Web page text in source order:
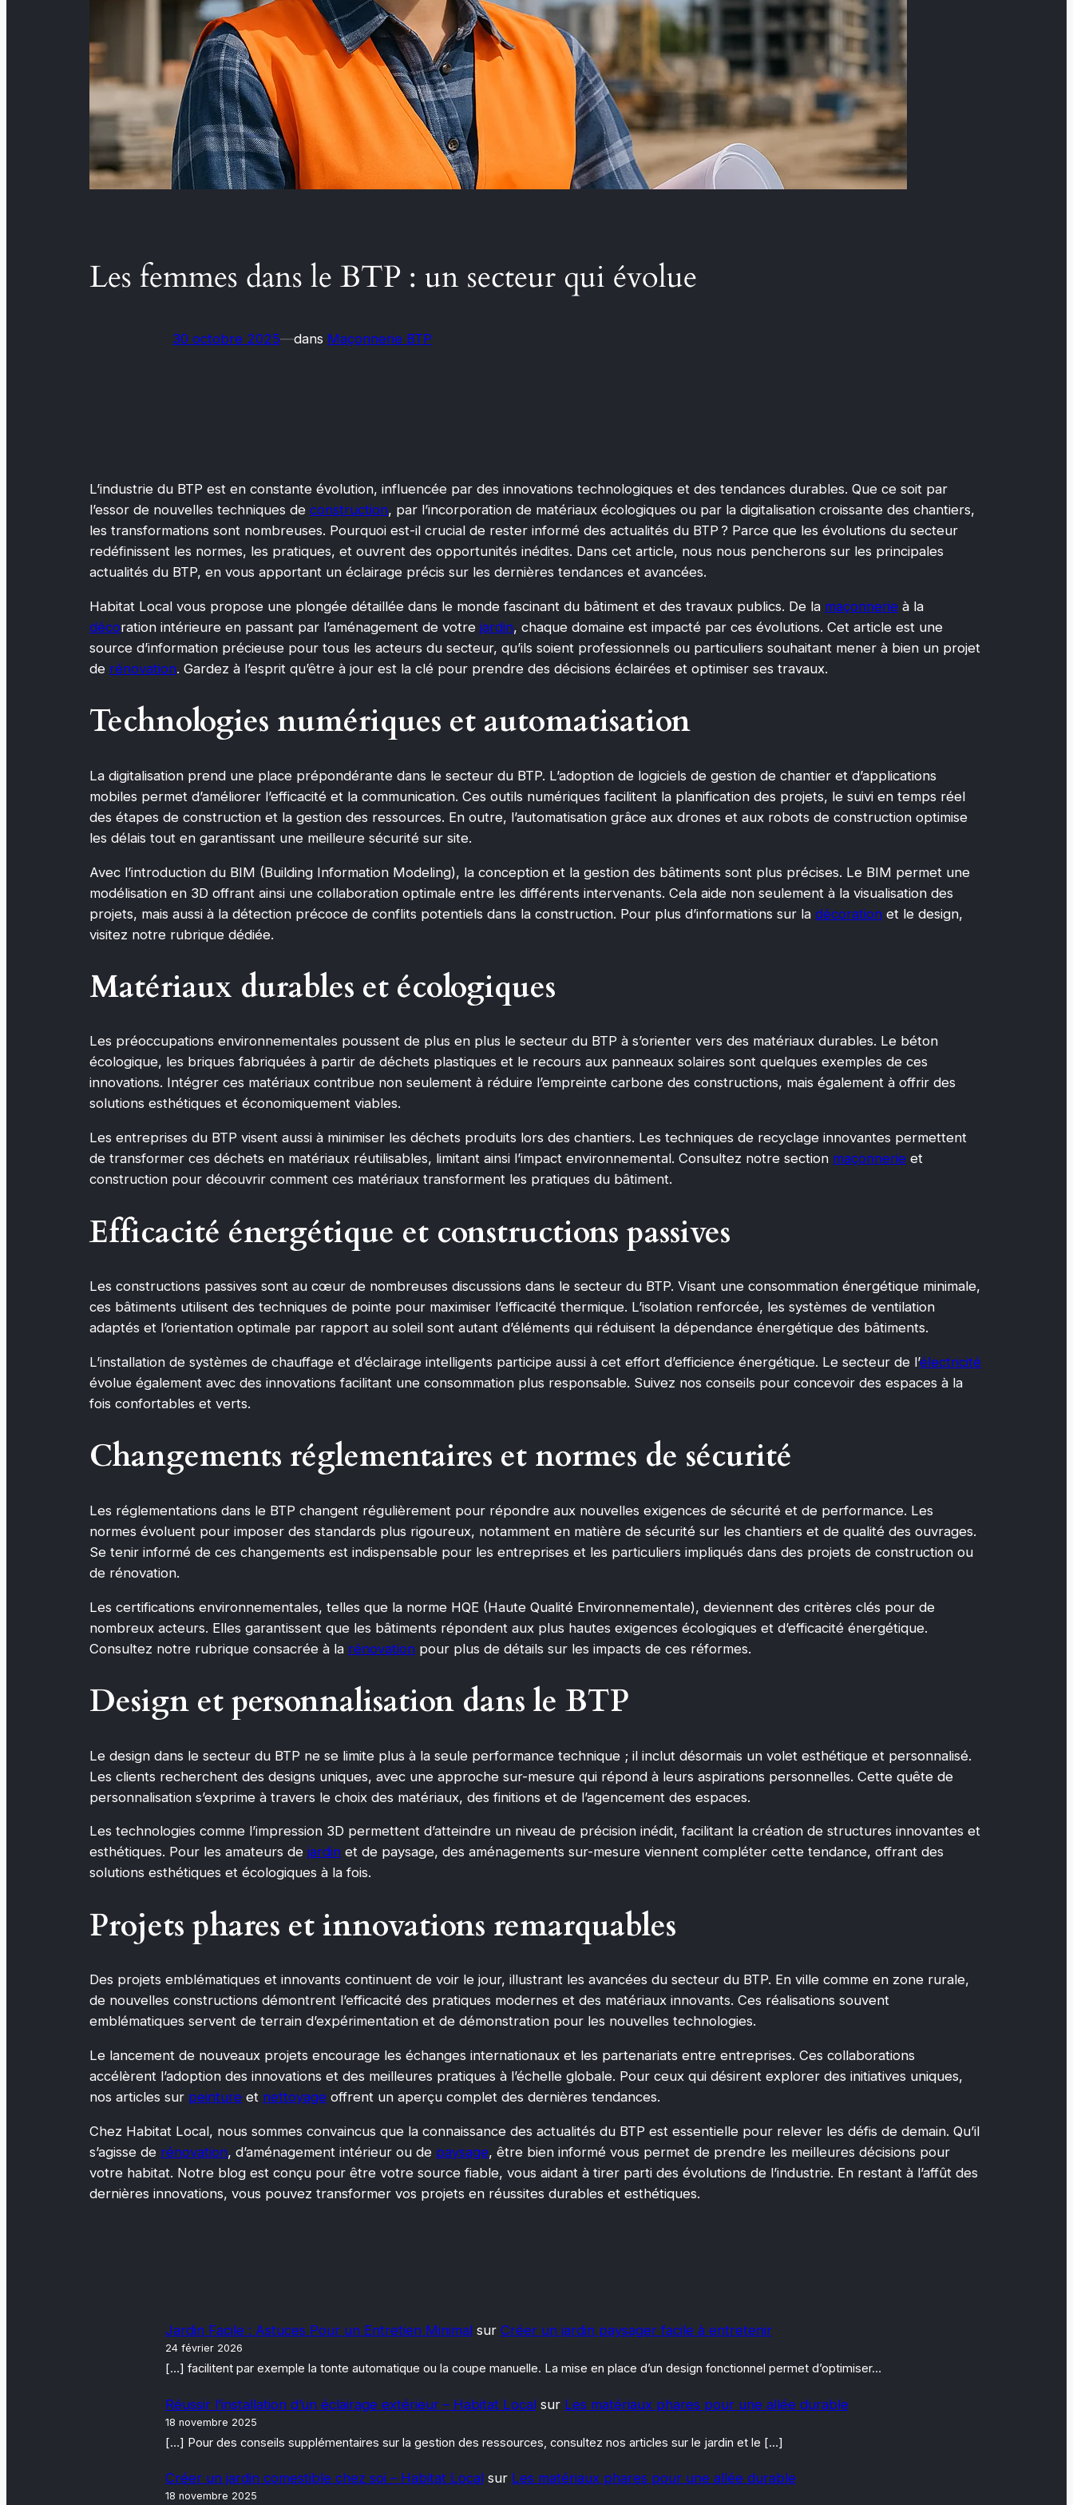
Les femmes dans le BTP : un secteur qui évolue
30 octobre 2025—dans Maçonnerie BTP
L’industrie du BTP est en constante évolution, influencée par des innovations technologiques et des tendances durables. Que ce soit par
l’essor de nouvelles techniques de construction, par l’incorporation de matériaux écologiques ou par la digitalisation croissante des chantiers,
les transformations sont nombreuses. Pourquoi est-il crucial de rester informé des actualités du BTP ? Parce que les évolutions du secteur
redéfinissent les normes, les pratiques, et ouvrent des opportunités inédites. Dans cet article, nous nous pencherons sur les principales
actualités du BTP, en vous apportant un éclairage précis sur les dernières tendances et avancées.
Habitat Local vous propose une plongée détaillée dans le monde fascinant du bâtiment et des travaux publics. De la maçonnerie à la
décoration intérieure en passant par l’aménagement de votre jardin, chaque domaine est impacté par ces évolutions. Cet article est une
source d’information précieuse pour tous les acteurs du secteur, qu’ils soient professionnels ou particuliers souhaitant mener à bien un projet
de rénovation. Gardez à l’esprit qu’être à jour est la clé pour prendre des décisions éclairées et optimiser ses travaux.
Technologies numériques et automatisation
La digitalisation prend une place prépondérante dans le secteur du BTP. L’adoption de logiciels de gestion de chantier et d’applications
mobiles permet d’améliorer l’efficacité et la communication. Ces outils numériques facilitent la planification des projets, le suivi en temps réel
des étapes de construction et la gestion des ressources. En outre, l’automatisation grâce aux drones et aux robots de construction optimise
les délais tout en garantissant une meilleure sécurité sur site.
Avec l’introduction du BIM (Building Information Modeling), la conception et la gestion des bâtiments sont plus précises. Le BIM permet une
modélisation en 3D offrant ainsi une collaboration optimale entre les différents intervenants. Cela aide non seulement à la visualisation des
projets, mais aussi à la détection précoce de conflits potentiels dans la construction. Pour plus d’informations sur la décoration et le design,
visitez notre rubrique dédiée.
Matériaux durables et écologiques
Les préoccupations environnementales poussent de plus en plus le secteur du BTP à s’orienter vers des matériaux durables. Le béton
écologique, les briques fabriquées à partir de déchets plastiques et le recours aux panneaux solaires sont quelques exemples de ces
innovations. Intégrer ces matériaux contribue non seulement à réduire l’empreinte carbone des constructions, mais également à offrir des
solutions esthétiques et économiquement viables.
Les entreprises du BTP visent aussi à minimiser les déchets produits lors des chantiers. Les techniques de recyclage innovantes permettent
de transformer ces déchets en matériaux réutilisables, limitant ainsi l’impact environnemental. Consultez notre section maçonnerie et
construction pour découvrir comment ces matériaux transforment les pratiques du bâtiment.
Efficacité énergétique et constructions passives
Les constructions passives sont au cœur de nombreuses discussions dans le secteur du BTP. Visant une consommation énergétique minimale,
ces bâtiments utilisent des techniques de pointe pour maximiser l’efficacité thermique. L’isolation renforcée, les systèmes de ventilation
adaptés et l’orientation optimale par rapport au soleil sont autant d’éléments qui réduisent la dépendance énergétique des bâtiments.
L’installation de systèmes de chauffage et d’éclairage intelligents participe aussi à cet effort d’efficience énergétique. Le secteur de l’électricité
évolue également avec des innovations facilitant une consommation plus responsable. Suivez nos conseils pour concevoir des espaces à la
fois confortables et verts.
Changements réglementaires et normes de sécurité
Les réglementations dans le BTP changent régulièrement pour répondre aux nouvelles exigences de sécurité et de performance. Les
normes évoluent pour imposer des standards plus rigoureux, notamment en matière de sécurité sur les chantiers et de qualité des ouvrages.
Se tenir informé de ces changements est indispensable pour les entreprises et les particuliers impliqués dans des projets de construction ou
de rénovation.
Les certifications environnementales, telles que la norme HQE (Haute Qualité Environnementale), deviennent des critères clés pour de
nombreux acteurs. Elles garantissent que les bâtiments répondent aux plus hautes exigences écologiques et d’efficacité énergétique.
Consultez notre rubrique consacrée à la rénovation pour plus de détails sur les impacts de ces réformes.
Design et personnalisation dans le BTP
Le design dans le secteur du BTP ne se limite plus à la seule performance technique ; il inclut désormais un volet esthétique et personnalisé.
Les clients recherchent des designs uniques, avec une approche sur-mesure qui répond à leurs aspirations personnelles. Cette quête de
personnalisation s’exprime à travers le choix des matériaux, des finitions et de l’agencement des espaces.
Les technologies comme l’impression 3D permettent d’atteindre un niveau de précision inédit, facilitant la création de structures innovantes et
esthétiques. Pour les amateurs de jardin et de paysage, des aménagements sur-mesure viennent compléter cette tendance, offrant des
solutions esthétiques et écologiques à la fois.
Projets phares et innovations remarquables
Des projets emblématiques et innovants continuent de voir le jour, illustrant les avancées du secteur du BTP. En ville comme en zone rurale,
de nouvelles constructions démontrent l’efficacité des pratiques modernes et des matériaux innovants. Ces réalisations souvent
emblématiques servent de terrain d’expérimentation et de démonstration pour les nouvelles technologies.
Le lancement de nouveaux projets encourage les échanges internationaux et les partenariats entre entreprises. Ces collaborations
accélèrent l’adoption des innovations et des meilleures pratiques à l’échelle globale. Pour ceux qui désirent explorer des initiatives uniques,
nos articles sur peinture et nettoyage offrent un aperçu complet des dernières tendances.
Chez Habitat Local, nous sommes convaincus que la connaissance des actualités du BTP est essentielle pour relever les défis de demain. Qu’il
s’agisse de rénovation, d’aménagement intérieur ou de paysage, être bien informé vous permet de prendre les meilleures décisions pour
votre habitat. Notre blog est conçu pour être votre source fiable, vous aidant à tirer parti des évolutions de l’industrie. En restant à l’affût des
dernières innovations, vous pouvez transformer vos projets en réussites durables et esthétiques.
Jardin Facile : Astuces Pour un Entretien Minimalsur Créer un jardin paysager facile à entretenir
24 février 2026
[…] facilitent par exemple la tonte automatique ou la coupe manuelle. La mise en place d’un design fonctionnel permet d’optimiser…
Réussir l’installation d’un éclairage extérieur – Habitat Localsur Les matériaux phares pour une allée durable
18 novembre 2025
[…] Pour des conseils supplémentaires sur la gestion des ressources, consultez nos articles sur le jardin et le […]
Créer un jardin comestible chez soi – Habitat Localsur Les matériaux phares pour une allée durable
18 novembre 2025